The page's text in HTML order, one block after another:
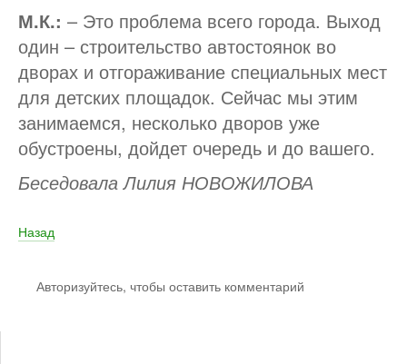
М.К.: – Это проблема всего города. Выход
один – строительство автостоянок во
дворах и отгораживание специальных мест
для детских площадок. Сейчас мы этим
занимаемся, несколько дворов уже
обустроены, дойдет очередь и до вашего.
Беседовала Лилия НОВОЖИЛОВА
Назад
Авторизуйтесь, чтобы оставить комментарий